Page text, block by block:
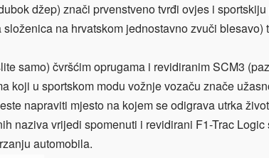
džep) znači prvenstveno tvrđi ovjes i sportskiju
na hrvatskom jednostavno zvuči blesavo)
samo) čvršćim oprugama i revidiranim SCM3
koji u sportskom modu vožnje vozaču znače
napraviti mjesto na kojem se odigrava utrka
naziva vrijedi spomenuti i revidirani F1-Trac Logic
automobila.